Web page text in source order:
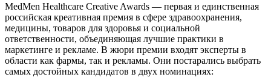
MedMen Healthcare Creative Awards — первая и единственная
российская креативная премия в сфере здравоохранения,
медицины, товаров для здоровья и социальной
ответственности, объединяющая лучшие практики в
маркетинге и рекламе. В жюри премии входят эксперты в
области как фармы, так и рекламы. Они постарались выбрать
самых достойных кандидатов в двух номинациях: